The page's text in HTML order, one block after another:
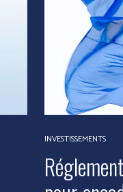
INVESTISSEMENTS